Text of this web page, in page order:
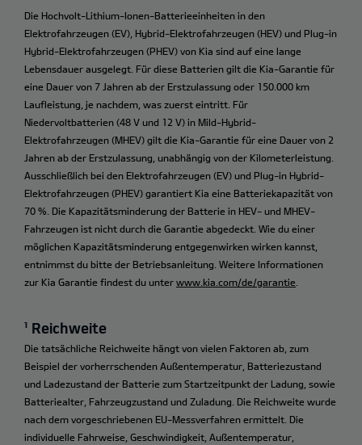
Die Hochvolt-Lithium-Ionen-Batterieeinheiten in den
Elektrofahrzeugen (EV), Hybrid-Elektrofahrzeugen (HEV) und Plug-in
Hybrid-Elektrofahrzeugen (PHEV) von Kia sind auf eine lange
Lebensdauer ausgelegt. Für diese Batterien gilt die Kia-Garantie für
eine Dauer von 7 Jahren ab der Erstzulassung oder 150.000 km
Laufleistung, je nachdem, was zuerst eintritt. Für
Niedervoltbatterien (48 V und 12 V) in Mild-Hybrid-
Elektrofahrzeugen (MHEV) gilt die Kia-Garantie für eine Dauer von 2
Jahren ab der Erstzulassung, unabhängig von der Kilometerleistung.
Ausschließlich bei den Elektrofahrzeugen (EV) und Plug-in Hybrid-
Elektrofahrzeugen (PHEV) garantiert Kia eine Batteriekapazität von
70 %. Die Kapazitätsminderung der Batterie in HEV- und MHEV-
Fahrzeugen ist nicht durch die Garantie abgedeckt. Wie du einer
möglichen Kapazitätsminderung entgegenwirken wirken kannst,
entnimmst du bitte der Betriebsanleitung. Weitere Informationen
zur Kia Garantie findest du unter www.kia.com/de/garantie
¹ Reichweite
Die tatsächliche Reichweite hängt von vielen Faktoren ab, zum
Beispiel der vorherrschenden Außentemperatur, Batteriezustand
und Ladezustand der Batterie zum Startzeitpunkt der Ladung, sowie
Batteriealter, Fahrzeugzustand und Zuladung. Die Reichweite wurde
nach dem vorgeschriebenen EU-Messverfahren ermittelt. Die
individuelle Fahrweise, Geschwindigkeit, Außentemperatur,